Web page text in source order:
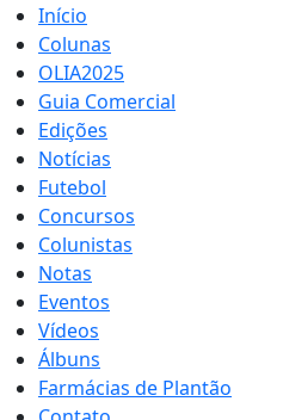
Início
Colunas
OLIA2025
Guia Comercial
Edições
Notícias
Futebol
Concursos
Colunistas
Notas
Eventos
Vídeos
Álbuns
Farmácias de Plantão